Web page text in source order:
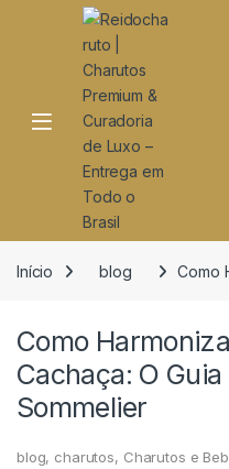
Open
Início blog Como
Como
Cachaça: O
Sommelier
blog, charutos, Charutos e